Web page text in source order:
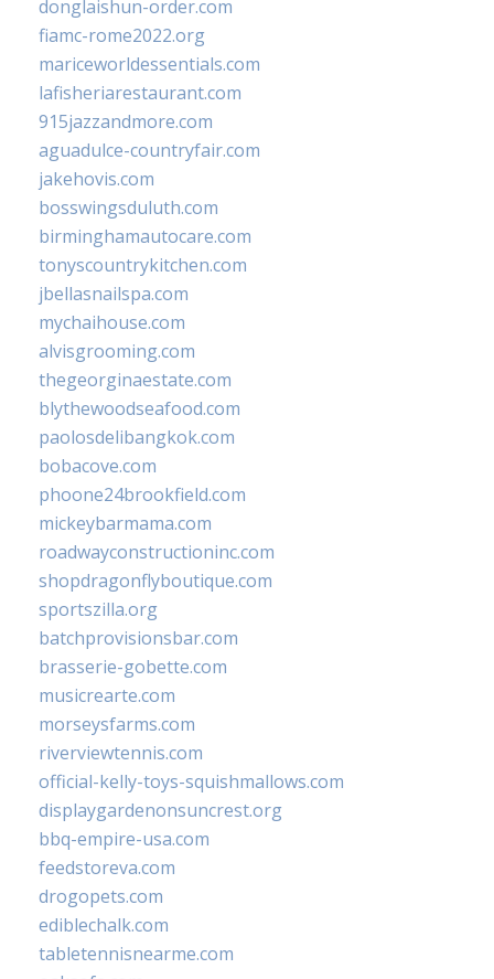
donglaishun-order.com
fiamc-rome2022.org
mariceworldessentials.com
lafisheriarestaurant.com
915jazzandmore.com
aguadulce-countryfair.com
jakehovis.com
bosswingsduluth.com
birminghamautocare.com
tonyscountrykitchen.com
jbellasnailspa.com
mychaihouse.com
alvisgrooming.com
thegeorginaestate.com
blythewoodseafood.com
paolosdelibangkok.com
bobacove.com
phoone24brookfield.com
mickeybarmama.com
roadwayconstructioninc.com
shopdragonflyboutique.com
sportszilla.org
batchprovisionsbar.com
brasserie-gobette.com
musicrearte.com
morseysfarms.com
riverviewtennis.com
official-kelly-toys-squishmallows.com
displaygardenonsuncrest.org
bbq-empire-usa.com
feedstoreva.com
drogopets.com
ediblechalk.com
tabletennisnearme.com